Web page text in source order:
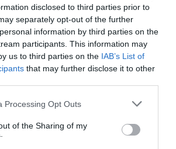
disclosed to third parties prior to
separately opt-out of the further
information by third parties on the
participants. This information may
us to third parties on the IAB’s List of
that may further disclose it to other
Processing Opt Outs
of the Sharing of my